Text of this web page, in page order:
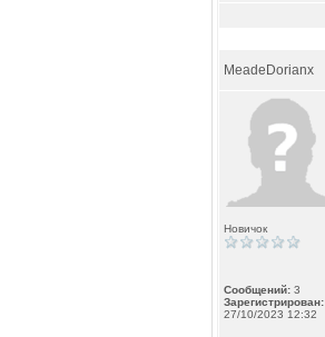
MeadeDorianx
Новичок
Сообщений: 3
Зарегистрирован:
27/10/2023 12:32